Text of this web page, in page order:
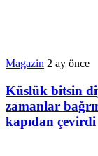
Magazin 2 ay önce
Küslük bitsin
zamanlar
kapıdan çevirdi